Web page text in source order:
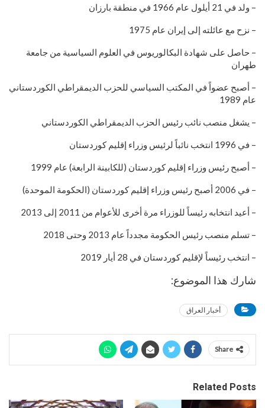
– ولد في 21 أيلول عام 1966 في منطقة بارزان
– نزح مع عائلته إلى إيران عام 1975
– حاصل على شهادة البكالوريوس في العلوم السياسية من جامعة
طهران
– أصبح عضواً في المكتب السياسي للحزب الديمقراطي الكوردستاني
عام 1989
– يشغل منصب نائب رئيس الحزب الديمقراطي الكوردستاني
– في 1996 انتخب نائباً لرئيس وزراء إقليم كوردستان
– أصبح رئيس وزراء إقليم كوردستان (للكابينة الرابعة) عام 1999
– في 2006 أصبح رئيس وزراء إقليم كوردستان (الحكومة الموحدة)
– أعيد انتخابه رئيساً للوزراء مرة أخرى للأعوام من 2011 إلى 2013
– تسلم منصب رئيس الحكومة مجدداً عام 2013 وحتى 2018
– انتخب رئيساً لإقليم كوردستان في 28 أيار 2019
شارك هذا الموضوع:
أخبار العراق
Share
Related Posts